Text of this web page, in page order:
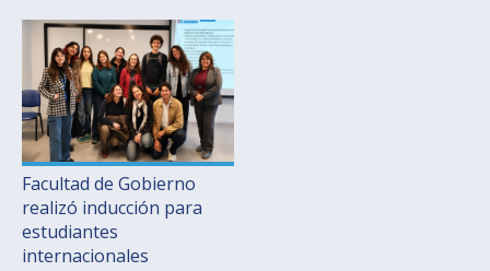
Facultad de Gobierno
realizó inducción para
estudiantes
internacionales